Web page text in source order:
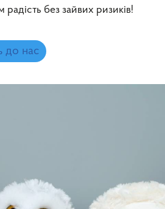
без зайвих ризиків!
до нас